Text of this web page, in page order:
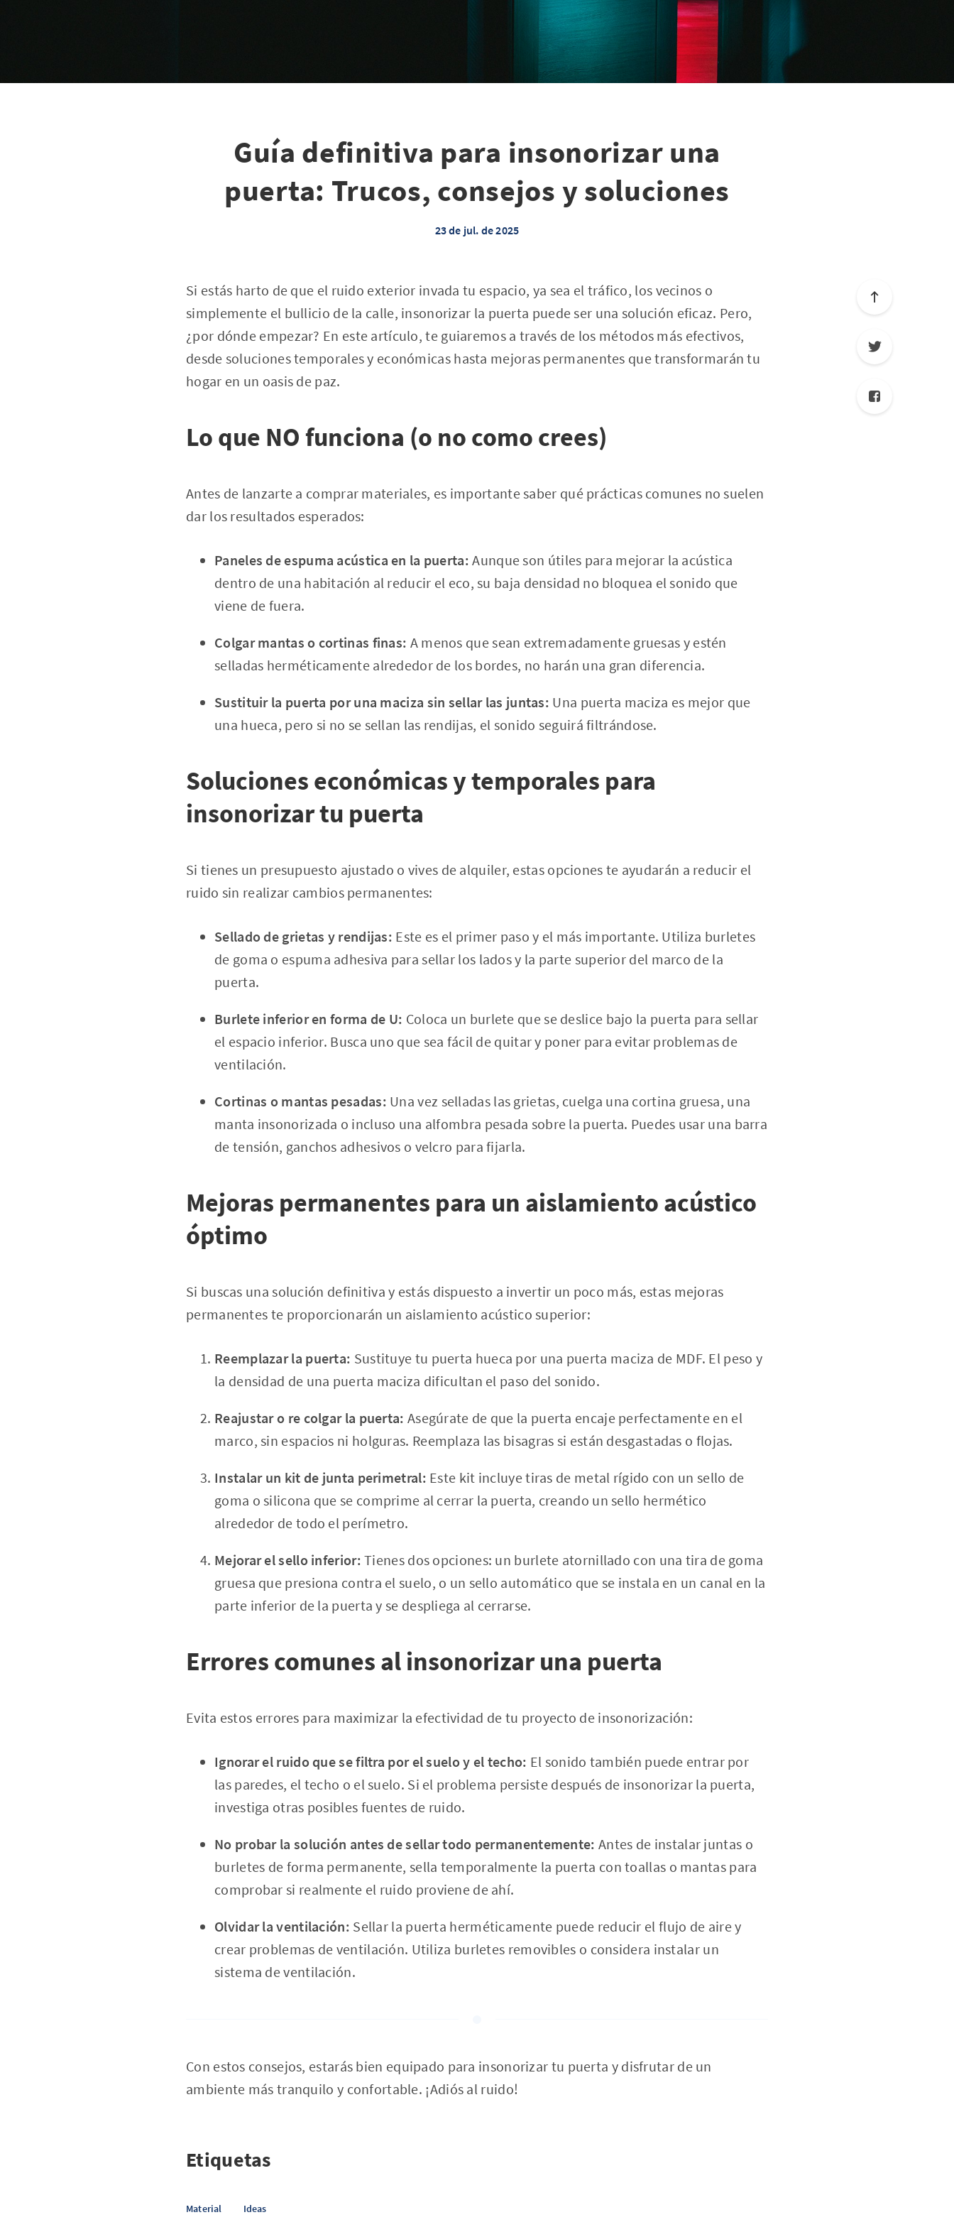
Guía definitiva para insonorizar una
puerta: Trucos, consejos y soluciones
23 de jul. de 2025
Si estás harto de que el ruido exterior invada tu espacio, ya sea el tráfico, los vecinos o
simplemente el bullicio de la calle, insonorizar la puerta puede ser una solución eficaz. Pero,
¿por dónde empezar? En este artículo, te guiaremos a través de los métodos más efectivos,
desde soluciones temporales y económicas hasta mejoras permanentes que transformarán tu
hogar en un oasis de paz.
Lo que NO funciona (o no como crees)
Antes de lanzarte a comprar materiales, es importante saber qué prácticas comunes no suelen
dar los resultados esperados:
Paneles de espuma acústica en la puerta: Aunque son útiles para mejorar la acústica
dentro de una habitación al reducir el eco, su baja densidad no bloquea el sonido que
viene de fuera.
Colgar mantas o cortinas finas: A menos que sean extremadamente gruesas y estén
selladas herméticamente alrededor de los bordes, no harán una gran diferencia.
Sustituir la puerta por una maciza sin sellar las juntas: Una puerta maciza es mejor que
una hueca, pero si no se sellan las rendijas, el sonido seguirá filtrándose.
Soluciones económicas y temporales para
insonorizar tu puerta
Si tienes un presupuesto ajustado o vives de alquiler, estas opciones te ayudarán a reducir el
ruido sin realizar cambios permanentes:
Sellado de grietas y rendijas: Este es el primer paso y el más importante. Utiliza burletes
de goma o espuma adhesiva para sellar los lados y la parte superior del marco de la
puerta.
Burlete inferior en forma de U: Coloca un burlete que se deslice bajo la puerta para sellar
el espacio inferior. Busca uno que sea fácil de quitar y poner para evitar problemas de
ventilación.
Cortinas o mantas pesadas: Una vez selladas las grietas, cuelga una cortina gruesa, una
manta insonorizada o incluso una alfombra pesada sobre la puerta. Puedes usar una barra
de tensión, ganchos adhesivos o velcro para fijarla.
Mejoras permanentes para un aislamiento acústico
óptimo
Si buscas una solución definitiva y estás dispuesto a invertir un poco más, estas mejoras
permanentes te proporcionarán un aislamiento acústico superior:
Reemplazar la puerta: Sustituye tu puerta hueca por una puerta maciza de MDF. El peso y
la densidad de una puerta maciza dificultan el paso del sonido.
Reajustar o re colgar la puerta: Asegúrate de que la puerta encaje perfectamente en el
marco, sin espacios ni holguras. Reemplaza las bisagras si están desgastadas o flojas.
Instalar un kit de junta perimetral: Este kit incluye tiras de metal rígido con un sello de
goma o silicona que se comprime al cerrar la puerta, creando un sello hermético
alrededor de todo el perímetro.
Mejorar el sello inferior: Tienes dos opciones: un burlete atornillado con una tira de goma
gruesa que presiona contra el suelo, o un sello automático que se instala en un canal en la
parte inferior de la puerta y se despliega al cerrarse.
Errores comunes al insonorizar una puerta
Evita estos errores para maximizar la efectividad de tu proyecto de insonorización:
Ignorar el ruido que se filtra por el suelo y el techo: El sonido también puede entrar por
las paredes, el techo o el suelo. Si el problema persiste después de insonorizar la puerta,
investiga otras posibles fuentes de ruido.
No probar la solución antes de sellar todo permanentemente: Antes de instalar juntas o
burletes de forma permanente, sella temporalmente la puerta con toallas o mantas para
comprobar si realmente el ruido proviene de ahí.
Olvidar la ventilación: Sellar la puerta herméticamente puede reducir el flujo de aire y
crear problemas de ventilación. Utiliza burletes removibles o considera instalar un
sistema de ventilación.
Con estos consejos, estarás bien equipado para insonorizar tu puerta y disfrutar de un
ambiente más tranquilo y confortable. ¡Adiós al ruido!
Etiquetas
Material Ideas